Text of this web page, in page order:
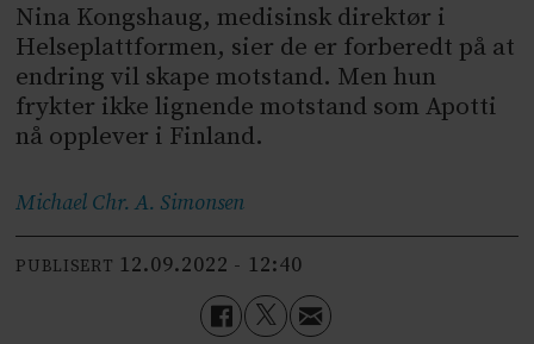
Nina Kongshaug, medisinsk direktør i
Helseplattformen, sier de er forberedt på at
endring vil skape motstand. Men hun
frykter ikke lignende motstand som Apotti
nå opplever i Finland.
Michael Chr. A. Simonsen
PUBLISERT 12.09.2022 - 12:40